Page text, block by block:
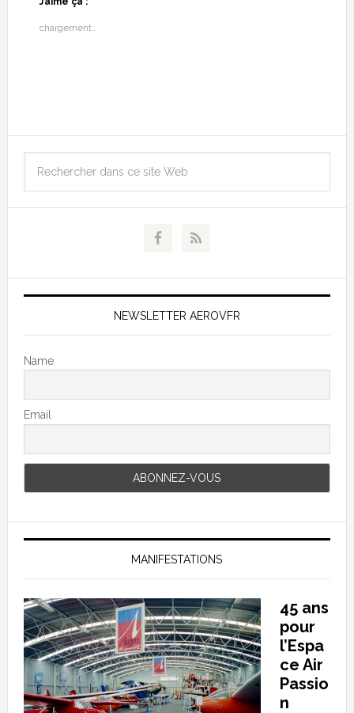
chargement…
NEWSLETTER AEROVFR
Name
Email
MANIFESTATIONS
45 ans
pour
l’Espa
ce Air
Passio
n